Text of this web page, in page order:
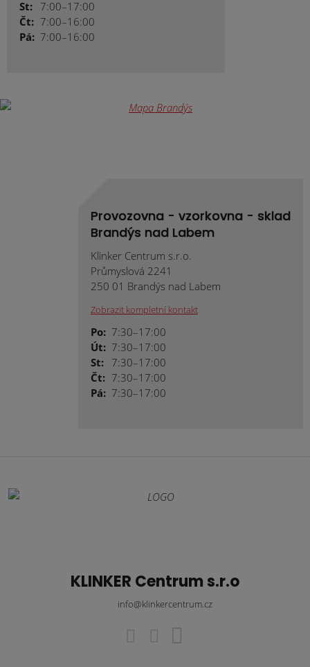
St: 7:00–17:00
Čt: 7:00–16:00
Pá: 7:00–16:00
Provozovna - vzorkovna - sklad
Brandýs nad Labem
Klinker Centrum s.r.o.
Průmyslová 2241
250 01 Brandýs nad Labem
Zobrazit kompletní kontakt
Po: 7:30–17:00
Út: 7:30–17:00
St: 7:30–17:00
Čt: 7:30–17:00
Pá: 7:30–17:00
KLINKER Centrum s.r.o
info@klinkercentrum.cz